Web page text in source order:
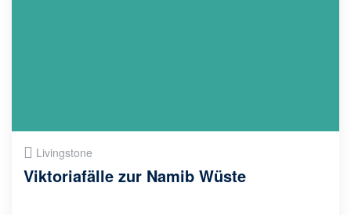
Livingstone
Viktoriafälle zur Namib Wüste